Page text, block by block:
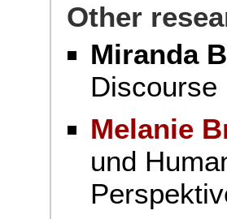
Other
Miranda
Discourse
Melanie
und